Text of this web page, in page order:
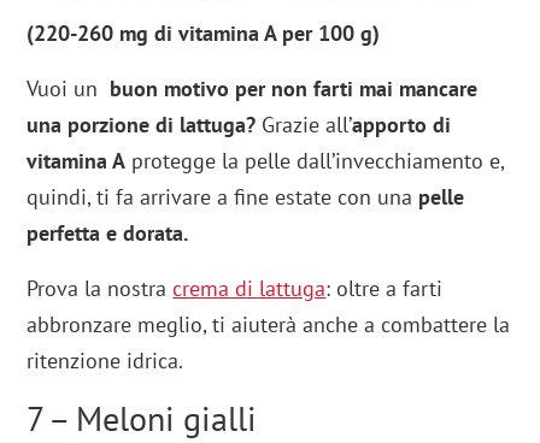
(220-260 mg di vitamina A per 100 g)
Vuoi un buon motivo per non farti mai mancare
una porzione di lattuga? Grazie all’apporto di
vitamina A protegge la pelle dall’invecchiamento e,
quindi, ti fa arrivare a fine estate con una pelle
perfetta e dorata.
Prova la nostracrema di lattuga: oltre a farti
abbronzare meglio, ti aiuterà anche a combattere la
ritenzione idrica.
7 – Meloni gialli